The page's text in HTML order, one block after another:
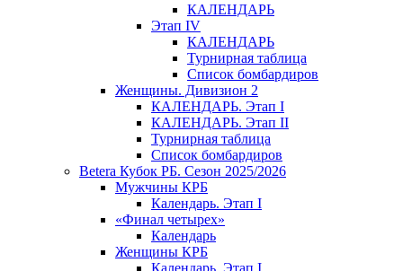
КАЛЕНДАРЬ
Этап IV
КАЛЕНДАРЬ
Турнирная таблица
Список бомбардиров
Женщины. Дивизион 2
КАЛЕНДАРЬ. Этап I
КАЛЕНДАРЬ. Этап II
Турнирная таблица
Список бомбардиров
Betera Кубок РБ. Сезон 2025/2026
Мужчины КРБ
Календарь. Этап I
«Финал четырех»
Календарь
Женщины КРБ
Календарь. Этап I